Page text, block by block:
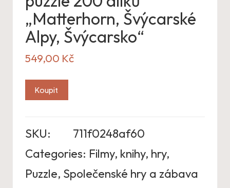
„Matterhorn, Švýcarské
Alpy, Švýcarsko“
549,00 Kč
Koupit
SKU:
711f0248af60
Categories: Filmy, knihy, hry,
Puzzle, Společenské hry a zábava